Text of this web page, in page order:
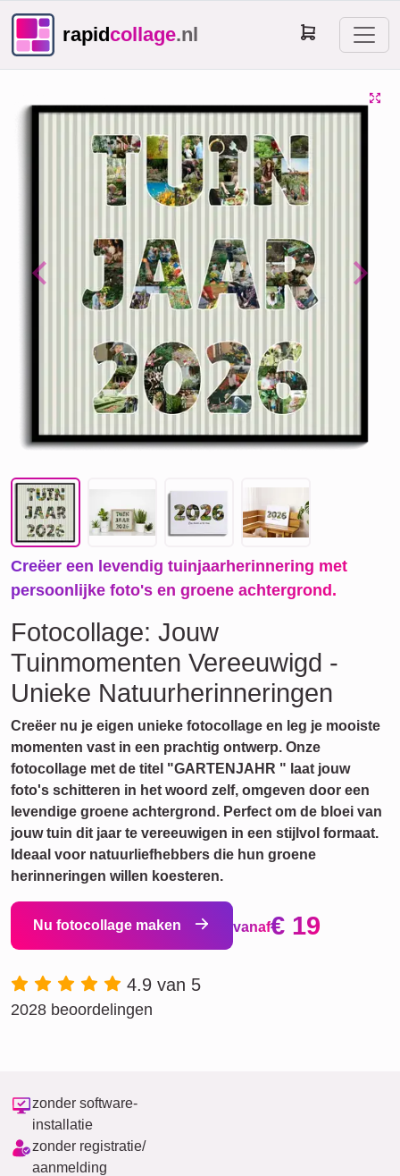
rapidcollage.nl
Previous Next
Creëer een levendig tuinjaarherinnering met
persoonlijke foto's en groene achtergrond.
Fotocollage: Jouw
Tuinmomenten Vereeuwigd -
Unieke Natuurherinneringen
Creëer nu je eigen unieke fotocollage en leg je mooiste
momenten vast in een prachtig ontwerp. Onze
fotocollage met de titel "GARTENJAHR " laat jouw
foto's schitteren in het woord zelf, omgeven door een
levendige groene achtergrond. Perfect om de bloei van
jouw tuin dit jaar te vereeuwigen in een stijlvol formaat.
Ideaal voor natuurliefhebbers die hun groene
herinneringen willen koesteren.
Nu fotocollage maken vanaf€ 19
4.9 van 5
2028 beoordelingen
zonder software-
installatie
zonder registratie/
aanmelding